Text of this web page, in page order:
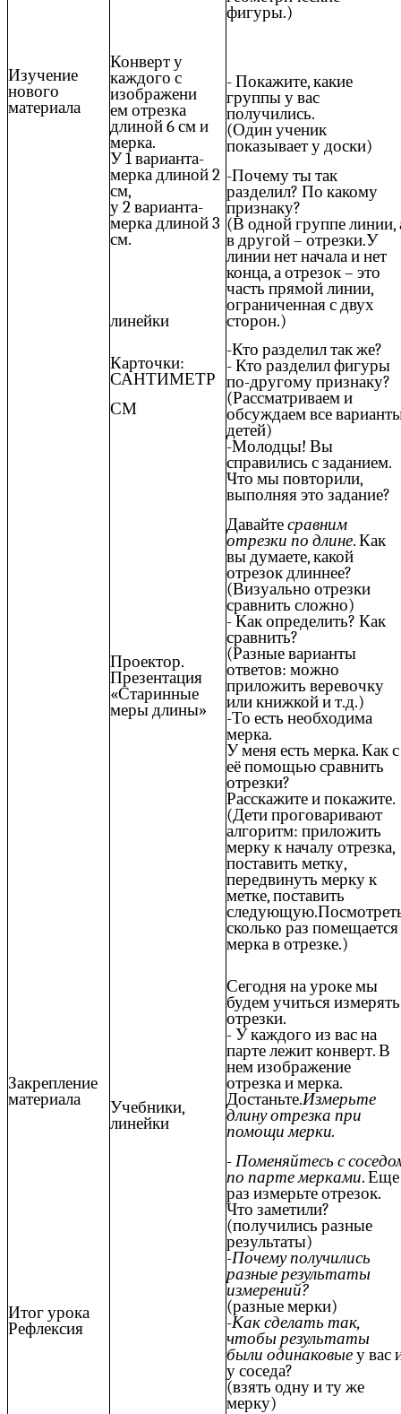
Изучение
нового
материала
Закрепление
материала
Итог урока
Рефлексия
Конверт у
каждого с
изображени
ем отрезка
длиной 6 см и
мерка.
У 1 варианта-
мерка длиной 2
см,
у 2 варианта-
мерка длиной 3
см.
линейки
Карточки:
САНТИМЕТР
СМ
Проектор.
Презентация
«Старинные
меры длины»
Учебники,
линейки
фигуры.)
- Покажите, какие
группы у вас
получились.
(Один ученик
показывает у доски)
-Почему ты так
разделил? По какому
признаку?
(В одной группе линии,
в другой – отрезки.У
линии нет начала и нет
конца, а отрезок – это
часть прямой линии,
ограниченная с двух
сторон.)
-Кто разделил так же?
- Кто разделил фигуры
по-другому признаку?
(Рассматриваем и
обсуждаем все
детей)
-Молодцы! Вы
справились с заданием.
Что мы повторили,
выполняя это задание?
Давайтесравним
отрезки по длине. Как
вы думаете, какой
отрезок длиннее?
(Визуально отрезки
сравнить сложно)
- Как определить? Как
сравнить?
(Разные варианты
ответов: можно
приложить веревочку
или книжкой и т.д.)
-То есть необходима
мерка.
У меня есть мерка. Как с
её помощью сравнить
отрезки?
Расскажите и покажите.
(Дети проговаривают
алгоритм: приложить
мерку к началу отрезка,
поставить метку,
передвинуть мерку к
метке, поставить
сколько раз помещается
мерка в отрезке.)
Сегодня на уроке мы
будем учиться измерять
отрезки.
- У каждого из вас на
парте лежит конверт. В
нем изображение
отрезка и мерка.
Достаньте.Измерьте
длину отрезка при
помощи мерки.
-Поменяйтесь с
по парте мерками. Еще
раз измерьте отрезок.
Что заметили?
(получились разные
результаты)
-Почему получились
разные результаты
измерений?
(разные мерки)
-Как сделать так,
чтобы результаты
были одинаковыеу вас
у соседа?
(взять одну и ту же
мерку)